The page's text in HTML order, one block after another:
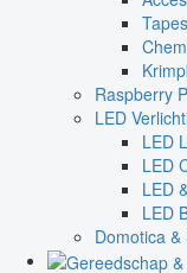
Raspberry
LED
LED
LED
LED
LED
Domotica